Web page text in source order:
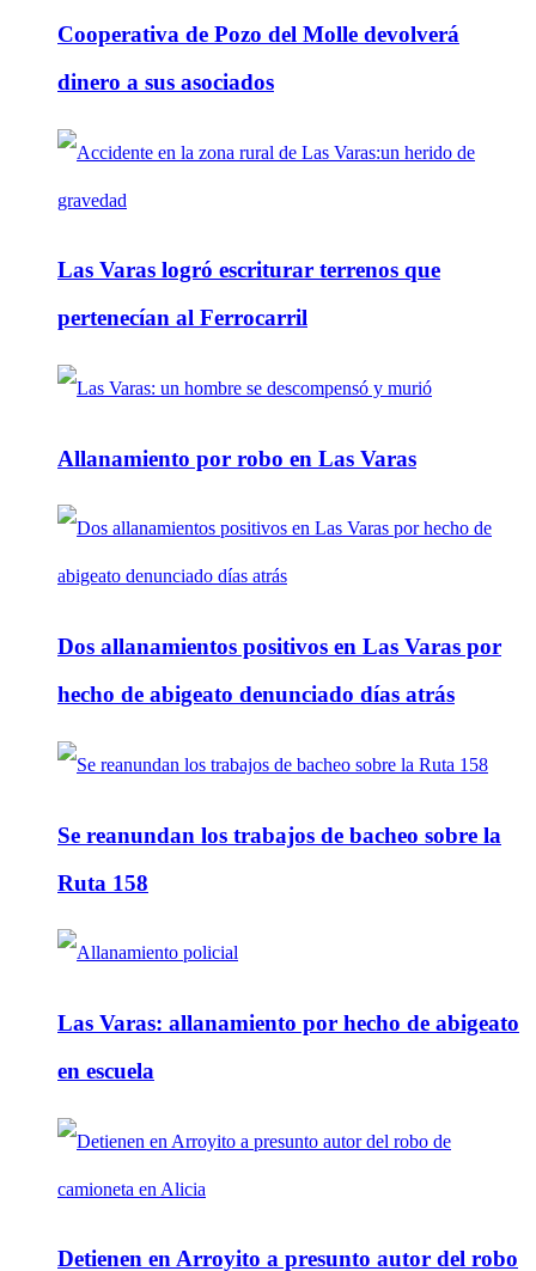
Cooperativa de Pozo del Molle devolverá
dinero a sus asociados
Las Varas logró escriturar terrenos que
pertenecían al Ferrocarril
Allanamiento por robo en Las Varas
Dos allanamientos positivos en Las Varas por
hecho de abigeato denunciado días atrás
Se reanundan los trabajos de bacheo sobre la
Ruta 158
Las Varas: allanamiento por hecho de abigeato
en escuela
Detienen en Arroyito a presunto autor del robo